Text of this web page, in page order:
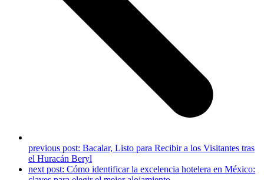
previous post: Bacalar, Listo para Recibir a los Visitantes tras
el Huracán Beryl
next post: Cómo identificar la excelencia hotelera en México: